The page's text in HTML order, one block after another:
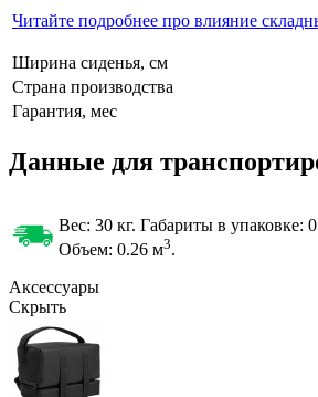
Читайте подробнее про влияние
Ширина сиденья, см
Страна производства
Гарантия, мес
Данные для
Вес: 30 кг. Габариты в упаковке:
Объем: 0.26 м3.
Аксессуары
Скрыть